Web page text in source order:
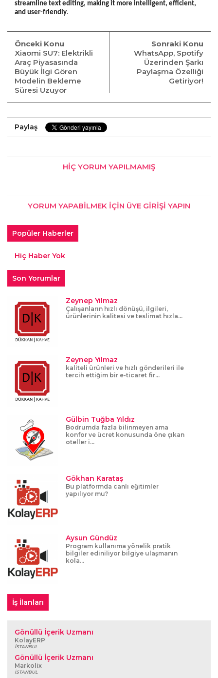
streamline text editing, making it more intelligent, efficient,
and user-friendly.
Önceki Konu
Xiaomi SU7: Elektrikli
Araç Piyasasında
Büyük İlgi Gören
Modelin Bekleme
Süresi Uzuyor
Sonraki Konu
WhatsApp, Spotify
Üzerinden Şarkı
Paylaşma Özelliği
Getiriyor!
Paylaş
HIÇ YORUM YAPILMAMIŞ
YORUM YAPABILMEK İÇIN ÜYE GIRIŞI YAPIN
Popüler Haberler
Hiç Haber Yok
Son Yorumlar
Zeynep Yılmaz
Çalışanların hızlı dönüşü, ilgileri,
ürünlerinin kalitesi ve teslimat hızla...
Zeynep Yılmaz
kaliteli ürünleri ve hızlı gönderileri ile
tercih ettiğim bir e-ticaret fir...
Gülbin Tuğba Yıldız
Bodrumda fazla bilinmeyen ama
konfor ve ücret konusunda öne çıkan
oteller i...
Gökhan Karataş
Bu platformda canlı eğitimler
yapılıyor mu?
Aysun Gündüz
Program kullanıma yönelik pratik
bilgiler ediniliyor bilgiye ulaşmanın
kola...
İş İlanları
Gönüllü İçerik Uzmanı
KolayERP
İSTANBUL
Gönüllü İçerik Uzmanı
Markolix
İSTANBUL